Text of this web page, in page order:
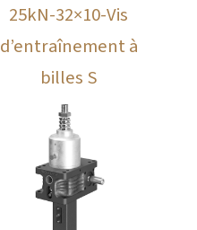
25kN-32×10-Vis
d’entraînement à
billes S